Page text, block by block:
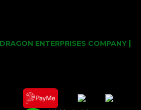
ENTERPRISES COMPANY |